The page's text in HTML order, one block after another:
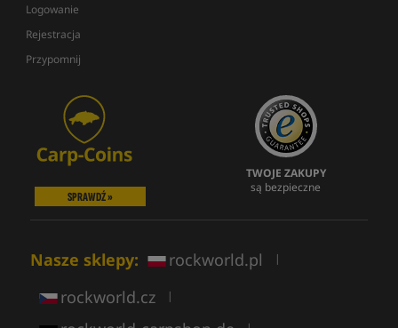
Logowanie
Rejestracja
Przypomnij
SPRAWDŹ »
TWOJE ZAKUPY
są bezpieczne
Nasze sklepy: rockworld.pl |
rockworld.cz |